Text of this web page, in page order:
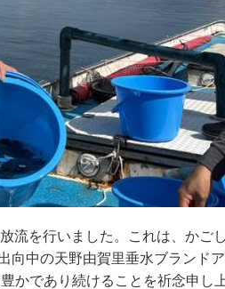
流を行いました。これは、か
向中の天野由賀里垂水ブランド
かであり続けることを祈念申し